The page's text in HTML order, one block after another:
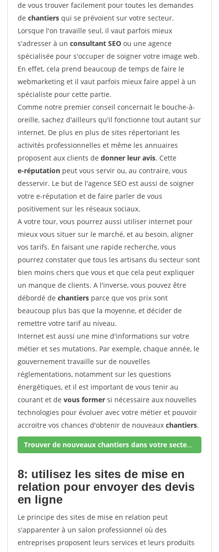
de vous trouver facilement pour toutes les demandes
de chantiers qui se prévoient sur votre secteur.
Lorsque l'on travaille seul, il vaut parfois mieux
s'adresser à un consultant SEO ou une agence
spécialisée pour s'occuper de soigner votre image web.
En effet, cela prend beaucoup de temps de faire le
webmarketing et il vaut parfois mieux faire appel à un
spécialiste pour cette partie.
Comme notre premier conseil concernait le bouche-à-
oreille, sachez d'ailleurs qu'il fonctionne tout autant sur
internet. De plus en plus de sites répertoriant les
activités professionnelles et même les annuaires
proposent aux clients de donner leur avis. Cette
e-réputation peut vous servir ou, au contraire, vous
desservir. Le but de l'agence SEO est aussi de soigner
votre e-réputation et de faire parler de vous
positivement sur les réseaux sociaux.
A votre tour, vous pourrez aussi utiliser internet pour
mieux vous situer sur le marché, et au besoin, aligner
vos tarifs. En faisant une rapide recherche, vous
pourrez constater que tous les artisans du secteur sont
bien moins chers que vous et que cela peut expliquer
un manque de clients. A l'inverse, vous pouvez être
débordé de chantiers parce que vos prix sont
beaucoup plus bas que la moyenne, et décider de
remettre votre tarif au niveau.
Internet est aussi une mine d'informations sur votre
métier et ses mutations. Par exemple, chaque année, le
gouvernement travaille sur de nouvelles
réglementations, notamment sur les questions
énergétiques, et il est important de vous tenir au
courant et de vous former si nécessaire aux nouvelles
technologies pour évoluer avec votre métier et pouvoir
accroitre vos chances d'obtenir de nouveaux chantiers.
Trouver de nouveaux chantiers dans votre secteur !
8: utilisez les sites de mise en
relation pour envoyer des devis
en ligne
Le principe des sites de mise en relation peut
s'apparenter à un salon professionnel où des
entreprises proposent leurs services et leurs produits